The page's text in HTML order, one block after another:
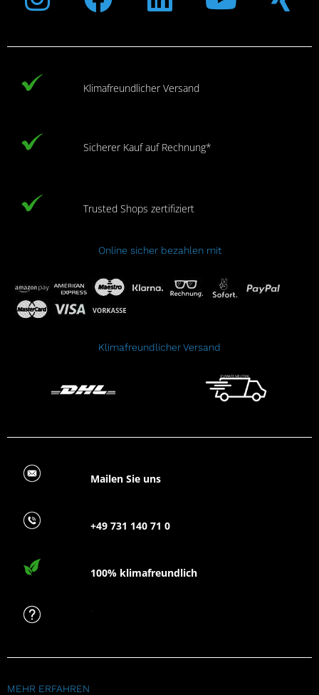
Klimafreundlicher Versand
Sicherer Kauf auf Rechnung*
Trusted Shops zertifiziert
Online sicher bezahlen mit
Klimafreundlicher Versand
Mailen Sie uns
+49 731 140 71 0
100% klimafreundlich
MEHR ERFAHREN